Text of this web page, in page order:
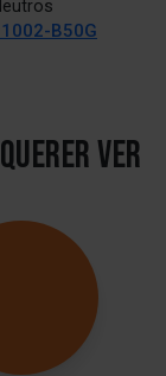
1002-B50G
VER